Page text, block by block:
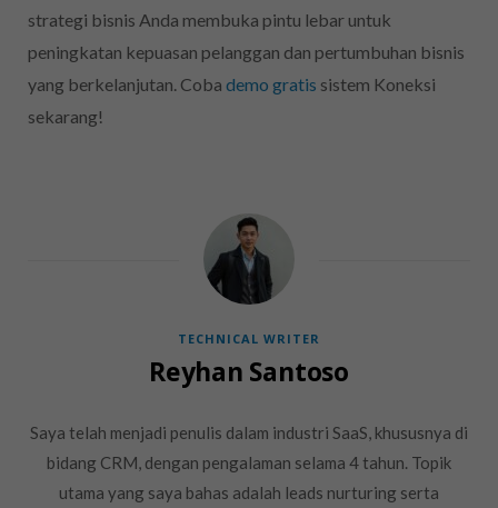
strategi bisnis Anda membuka pintu lebar untuk
peningkatan kepuasan pelanggan dan pertumbuhan bisnis
yang berkelanjutan. Coba demo gratis sistem Koneksi
sekarang!
TECHNICAL WRITER
Reyhan Santoso
Saya telah menjadi penulis dalam industri SaaS, khususnya di
bidang CRM, dengan pengalaman selama 4 tahun. Topik
utama yang saya bahas adalah leads nurturing serta